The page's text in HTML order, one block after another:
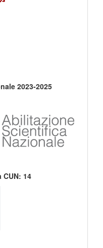
2023-2025
14